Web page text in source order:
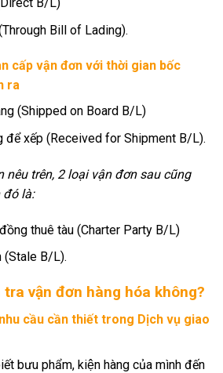
Bill of Lading).
cấp vận đơn với thời gian bốc
ra
(Shipped on Board B/L)
để xếp (Received for Shipment B/L).
nêu trên, 2 loại vận đơn sau cũng
đó là:
thuê tàu (Charter Party B/L)
(Stale B/L).
vận đơn hàng hóa không?
cầu cần thiết trong Dịch vụ giao
bưu phẩm, kiện hàng của mình đến